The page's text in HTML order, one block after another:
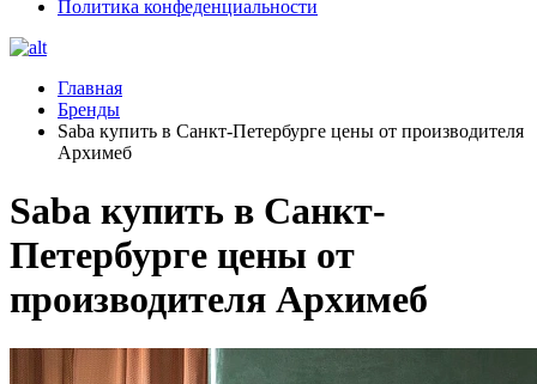
Политика конфеденциальности
Главная
Бренды
Saba купить в Санкт-Петербурге цены от производителя
Архимеб
Saba купить в Санкт-
Петербурге цены от
производителя Архимеб